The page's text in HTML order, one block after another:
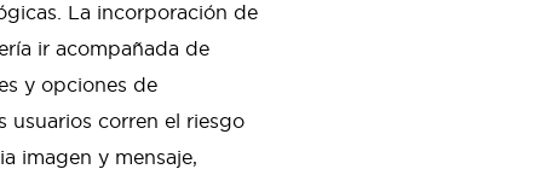
La incorporación de
ir acompañada de
y opciones de
usuarios corren el riesgo
imagen y mensaje,